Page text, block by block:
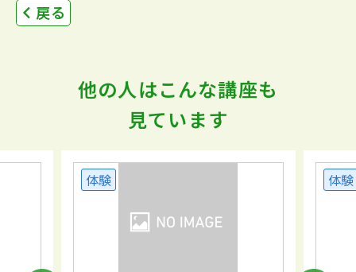
戻る
他の人はこんな講座も
見ています
体験 体験